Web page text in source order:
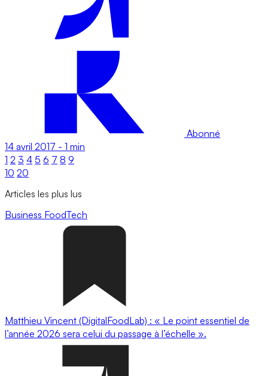
Abonné
14 avril 2017 - 1 min
1 2 3 4 5 6 7 8 9
10 20
Articles les plus lus
Business FoodTech
Matthieu Vincent (DigitalFoodLab) : « Le point essentiel de
l’année 2026 sera celui du passage à l’échelle ».